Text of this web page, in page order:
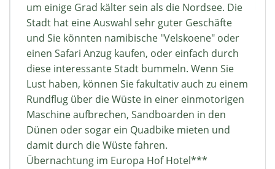
um einige Grad kälter sein als die Nordsee. Die
Stadt hat eine Auswahl sehr guter Geschäfte
und Sie könnten namibische "Velskoene" oder
einen Safari Anzug kaufen, oder einfach durch
diese interessante Stadt bummeln. Wenn Sie
Lust haben, können Sie fakultativ auch zu einem
Rundflug über die Wüste in einer einmotorigen
Maschine aufbrechen, Sandboarden in den
Dünen oder sogar ein Quadbike mieten und
damit durch die Wüste fahren.
Übernachtung im Europa Hof Hotel***